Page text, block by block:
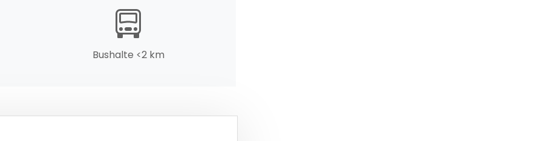
Bushalte <2 km